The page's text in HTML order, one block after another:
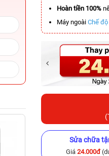
-2.900.000đ
Hoàn tiền 100%
Máy ngoài Chế
Sửa chữa
Giá 24.000đ